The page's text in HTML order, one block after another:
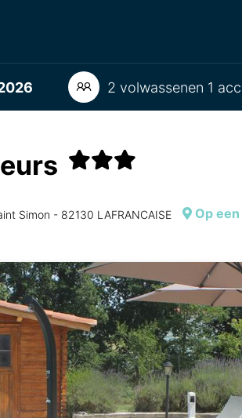
2 volwassenen 1
Simon - 82130 LAFRANCAISE Op